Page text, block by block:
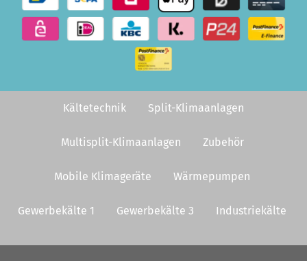
Kältetechnik Split-Klimaanlagen
Multisplit-Klimaanlagen Zubehör
Mobile Klimageräte Wärmepumpen
Gewerbekälte 1 Gewerbekälte 3 Industriekälte